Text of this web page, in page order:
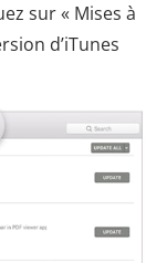
sur « Mises à
d’iTunes